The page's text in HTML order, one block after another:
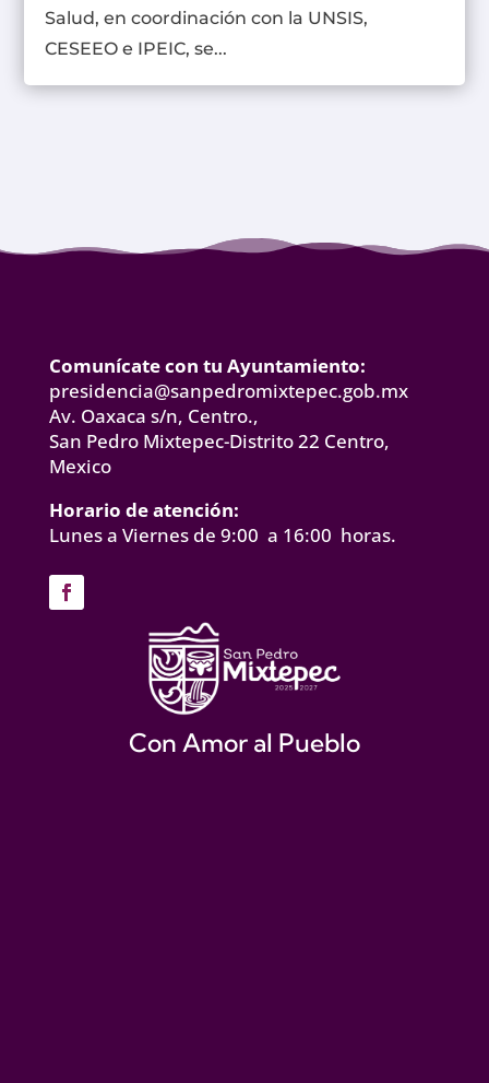
Salud, en coordinación con la UNSIS,
CESEEO e IPEIC, se...
Comunícate con tu Ayuntamiento:
presidencia@sanpedromixtepec.gob.mx
Av. Oaxaca s/n, Centro.,
San Pedro Mixtepec-Distrito 22 Centro,
Mexico
Horario de atención:
Lunes a Viernes de 9:00 a 16:00 horas.
Con Amor al Pueblo